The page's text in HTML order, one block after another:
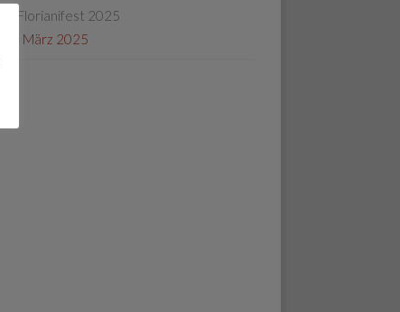
Florianifest 2025
30. März 2025